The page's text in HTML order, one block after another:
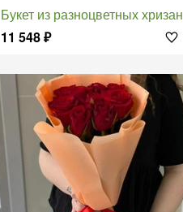
Букет из разноцветных хризантем
11 548₽